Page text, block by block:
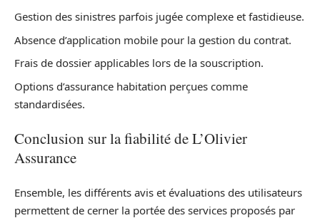
Gestion des sinistres parfois jugée complexe et fastidieuse.
Absence d’application mobile pour la gestion du contrat.
Frais de dossier applicables lors de la souscription.
Options d’assurance habitation perçues comme
standardisées.
Conclusion sur la fiabilité de L’Olivier
Assurance
Ensemble, les différents avis et évaluations des utilisateurs
permettent de cerner la portée des services proposés par